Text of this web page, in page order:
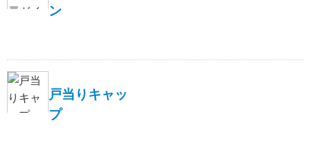
ン
戸当りキャッ
プ